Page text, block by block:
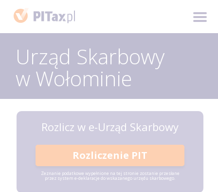
Urząd Skarbowy
w Wołominie
Rozlicz w e-Urząd Skarbowy
Rozliczenie PIT
Zeznanie podatkowe wypełnione na tej stronie zostanie przesłane
przez system e-deklaracje do wskazanego urzędu skarbowego.